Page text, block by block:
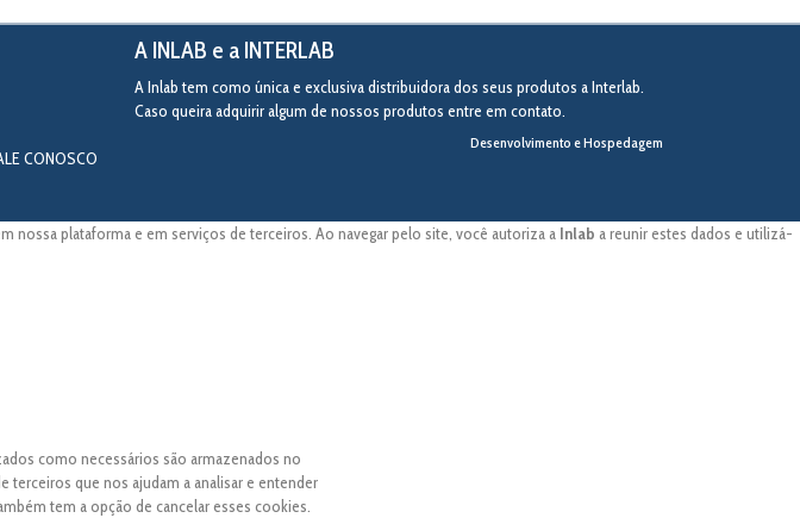
A INLAB e a INTERLAB
A Inlab tem como única e exclusiva distribuidora dos seus produtos a Interlab.
Caso queira adquirir algum de nossos produtos entre em contato.
CONOSCO
Desenvolvimento e Hospedagem
nossa plataforma e em serviços de terceiros. Ao navegar pelo site, você autoriza a Inlab a reunir estes dados e utilizá-
como necessários são armazenados no
terceiros que nos ajudam a analisar e entender
tem a opção de cancelar esses cookies.